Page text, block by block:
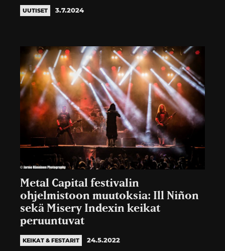
UUTISET 3.7.2024
Metal Capital festivalin
ohjelmistoon muutoksia: Ill Niñon
sekä Misery Indexin keikat
peruuntuvat
KEIKAT & FESTARIT 24.5.2022